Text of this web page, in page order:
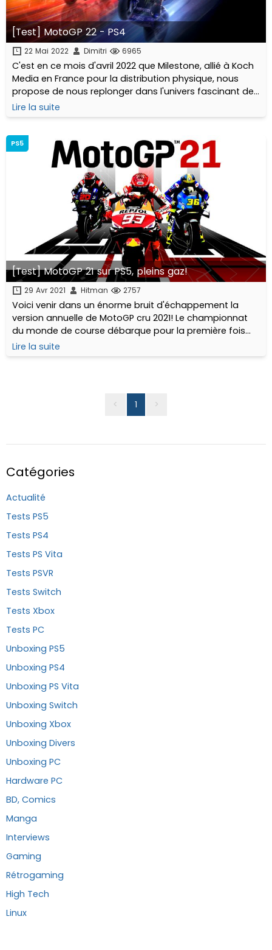
[Test] MotoGP 22 - PS4
22 Mai 2022 Dimitri 6965
C'est en ce mois d'avril 2022 que Milestone, allié à Koch
Media en France pour la distribution physique, nous
propose de nous replonger dans l'univers fascinant de
la course moto sur circuit avec une nouvelle itération
de la saga MotoGP...
Lire la suite
PS5
[Test] MotoGP 21 sur PS5, pleins gaz!
29 Avr 2021 Hitman 2757
Voici venir dans un énorme bruit d'échappement la
version annuelle de MotoGP cru 2021! Le championnat
du monde de course débarque pour la première fois
sur la nouvelle génération de consoles (PS5 et Xbox
Series) mais aussi sur l'ancienne !
Lire la suite
< 1 >
Catégories
Actualité
Tests PS5
Tests PS4
Tests PS Vita
Tests PSVR
Tests Switch
Tests Xbox
Tests PC
Unboxing PS5
Unboxing PS4
Unboxing PS Vita
Unboxing Switch
Unboxing Xbox
Unboxing Divers
Unboxing PC
Hardware PC
BD, Comics
Manga
Interviews
Gaming
Rétrogaming
High Tech
Linux